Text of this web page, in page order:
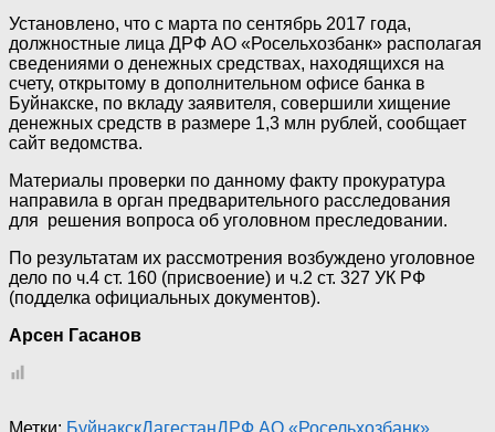
Установлено, что с марта по сентябрь 2017 года,
должностные лица ДРФ АО «Росельхозбанк» располагая
сведениями о денежных средствах, находящихся на
счету, открытому в дополнительном офисе банка в
Буйнакске, по вкладу заявителя, совершили хищение
денежных средств в размере 1,3 млн рублей, сообщает
сайт ведомства.
Материалы проверки по данному факту прокуратура
направила в орган предварительного расследования
для решения вопроса об уголовном преследовании.
По результатам их рассмотрения возбуждено уголовное
дело по ч.4 ст. 160 (присвоение) и ч.2 ст. 327 УК РФ
(подделка официальных документов).
Арсен Гасанов